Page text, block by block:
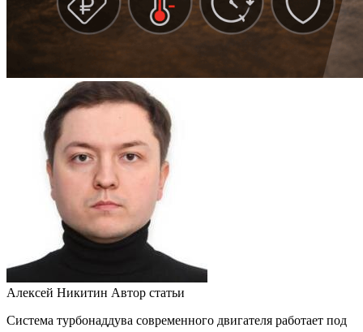
Алексей Никитин Автор статьи
Система турбонаддува современного двигателя работает под